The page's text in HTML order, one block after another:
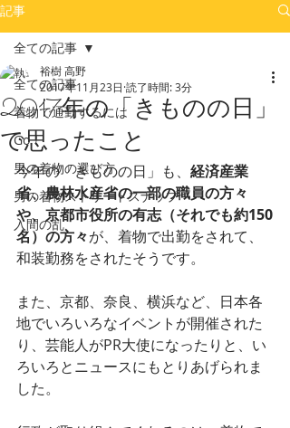
記事
全ての記事
着物で通勤するには
Go！
男の着物の選び方
男の着物ストリートスナップ
入間の乱
全ての記事
2017年の「きものの日」
で思ったこと
裕樹 高野
2017年11月23日 読了時間: 3分
今年の「きものの日」も、 経済産業
省、農林水産省の一部の職員の方々
や、京都市役所の有志（それでも約150
名）の方々が、着物で出勤をされて、
和装勤務をされたそうです。
また、京都、奈良、横浜など、日本各
地でいろいろなイベントが開催された
り、芸能人がPR大使になったりと、い
ろいろとニュースにもとりあげられま
した。